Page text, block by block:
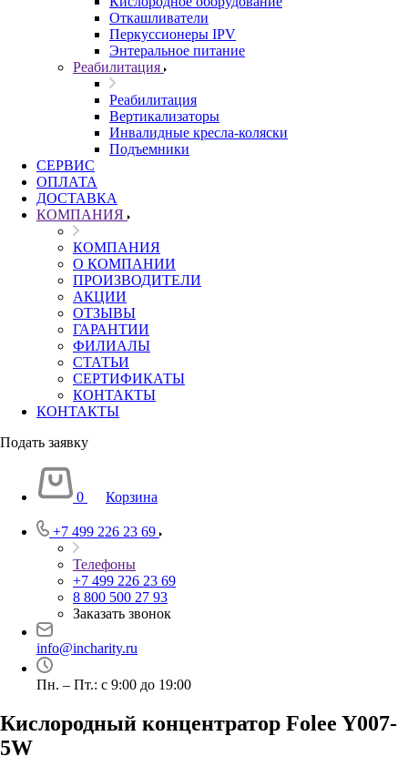
Откашливатели
Перкуссионеры IPV
Энтеральное питание
Реабилитация
Реабилитация
Вертикализаторы
Инвалидные кресла-коляски
Подъемники
СЕРВИС
ОПЛАТА
ДОСТАВКА
КОМПАНИЯ
КОМПАНИЯ
О КОМПАНИИ
ПРОИЗВОДИТЕЛИ
АКЦИИ
ОТЗЫВЫ
ГАРАНТИИ
ФИЛИАЛЫ
СТАТЬИ
СЕРТИФИКАТЫ
КОНТАКТЫ
КОНТАКТЫ
Подать заявку
0 Корзина
+7 499 226 23 69
Телефоны
+7 499 226 23 69
8 800 500 27 93
Заказать звонок
info@incharity.ru
Пн. – Пт.: с 9:00 до 19:00
Кислородный концентратор Folee Y007-
5W